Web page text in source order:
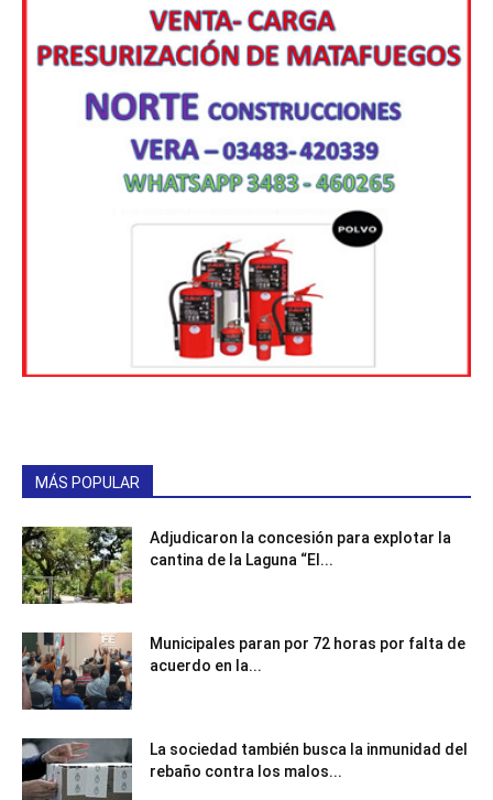
MÁS POPULAR
Adjudicaron la concesión para explotar la
cantina de la Laguna “El...
Municipales paran por 72 horas por falta de
acuerdo en la...
La sociedad también busca la inmunidad del
rebaño contra los malos...